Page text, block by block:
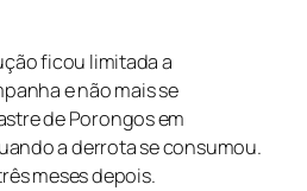
ficou limitada a
e não mais se
de Porongos em
a derrota se consumou.
meses depois.